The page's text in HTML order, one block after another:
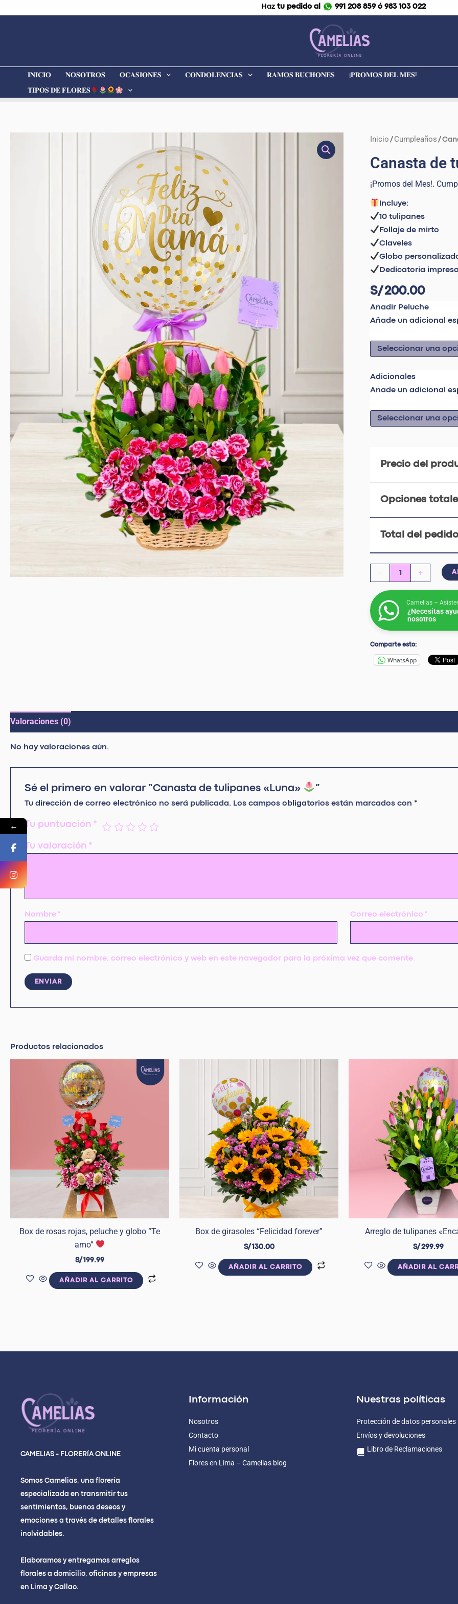
Haz tu pedido al 991 208 859 ó 983 103 022
𝐈𝐍𝐈𝐂𝐈𝐎 𝐍𝐎𝐒𝐎𝐓𝐑𝐎𝐒 𝐎𝐂𝐀𝐒𝐈𝐎𝐍𝐄𝐒 𝐂𝐎𝐍𝐃𝐎𝐋𝐄𝐍𝐂𝐈𝐀𝐒 𝐑𝐀𝐌𝐎𝐒 𝐁𝐔𝐂𝐇𝐎𝐍𝐄𝐒
¡𝐏𝐑𝐎𝐌𝐎𝐒 𝐃𝐄𝐋 𝐌𝐄𝐒!
𝐓𝐈𝐏𝐎𝐒 𝐃𝐄 𝐅𝐋𝐎𝐑𝐄𝐒
Inicio / Cumpleaños /
Canasta de
¡Promos del Mes!,
Incluye:
10 tulipanes
Follaje de mirto
Claveles
Globo
Dedicatoria impresa
S/200.00
Añadir Peluche
Añade un adicional
Adicionales
Añade un adicional
Precio del
Opciones
Total del
-
Canasta
tulipanes
cantidad
+
Camelias –
¿Necesitas
nosotros
Comparte esto:
WhatsApp
Valoraciones (0)
No hay valoraciones aún.
Sé el primero en valorar “Canasta de tulipanes «Luna» ”
Tu dirección de correo electrónico no será publicada. Los campos obligatorios están marcados con *
Tu puntuación *
Tu valoración *
Nombre * Correo electrónico *
Guarda mi nombre, correo electrónico y web en este navegador para la próxima vez que comente.
Productos relacionados
Box de rosas rojas, peluche y globo “Te
amo”
S/199.99
AÑADIR AL CARRITO
Box de girasoles “Felicidad forever”
S/130.00
AÑADIR AL CARRITO
Arreglo de tulipanes
S/299.99
AÑADIR AL
CAMELIAS - FLORERÍA ONLINE
Somos Camelias, una florería
especializada en transmitir tus
sentimientos, buenos deseos y
emociones a través de detalles florales
inolvidables.
Elaboramos y entregamos arreglos
florales a domicilio, oficinas y empresas
en Lima y Callao.
Información
Nosotros
Contacto
Mi cuenta personal
Flores en Lima – Camelias blog
Nuestras políticas
Protección de datos personales
Envíos y devoluciones
Libro de Reclamaciones
←